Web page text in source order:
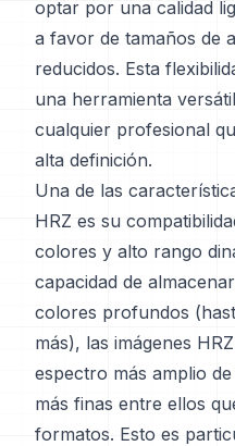
optar por una calidad
a favor de tamaños de
reducidos. Esta
una herramienta
cualquier profesional
alta definición.
Una de las
HRZ es su
colores y alto rango
capacidad de
colores profundos
más), las imágenes
espectro más amplio
más finas entre ellos
formatos. Esto es